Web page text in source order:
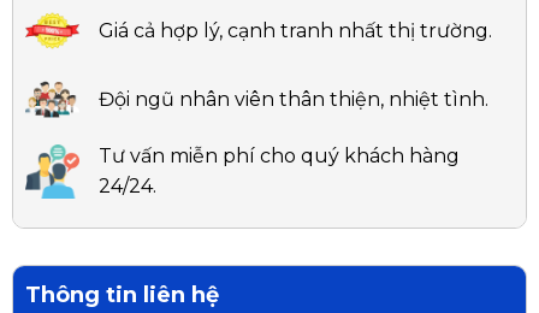
Giá cả hợp lý, cạnh tranh nhất thị trường.
Đội ngũ nhân viên thân thiện, nhiệt tình.
Tư vấn miễn phí cho quý khách hàng
24/24.
Thông tin liên hệ